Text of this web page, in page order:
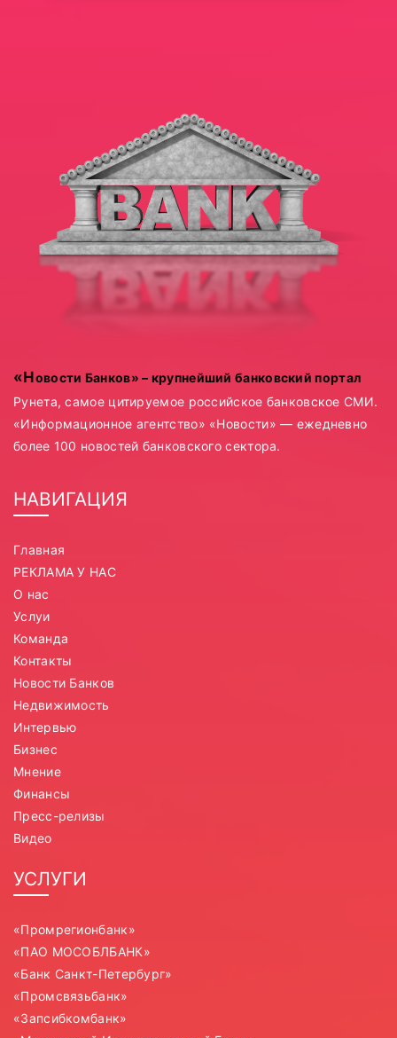
«Новости Банков» – крупнейший банковский портал
Рунета, самое цитируемое российское банковское СМИ.
«Информационное агентство» «Новости» — ежедневно
более 100 новостей банковского сектора.
НАВИГАЦИЯ
Главная
РЕКЛАМА У НАС
О нас
Услуи
Команда
Контакты
Новости Банков
Недвижимость
Интервью
Бизнес
Мнение
Финансы
Пресс-релизы
Видео
УСЛУГИ
«Промрегионбанк»
«ПАО МОСОБЛБАНК»
«Банк Санкт-Петербург»
«Промсвязьбанк»
«Запсибкомбанк»